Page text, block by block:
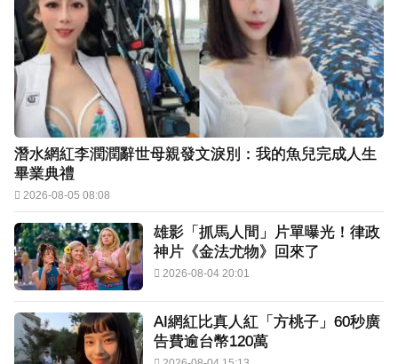
潛水網紅李潤潤辭世母親發文淚別：我的魚兒完成人生
畢業典禮
2026-08-05 08:08
雄影「抓馬人間」片單曝光！律政
神片《金法尤物》回來了
2026-08-04 20:01
AI網紅比真人紅「方桃子」60秒廣
告費逾台幣120萬